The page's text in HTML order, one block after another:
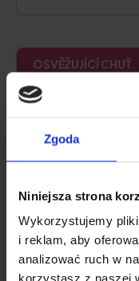
Zgoda
Niniejsza strona
Wykorzystujemy
i reklam, aby
analizować ruch w
korzystasz z naszej
OSVĚŽUJÍCÍ CHUŤ
Natu.Care
mg, ostružina
5.0